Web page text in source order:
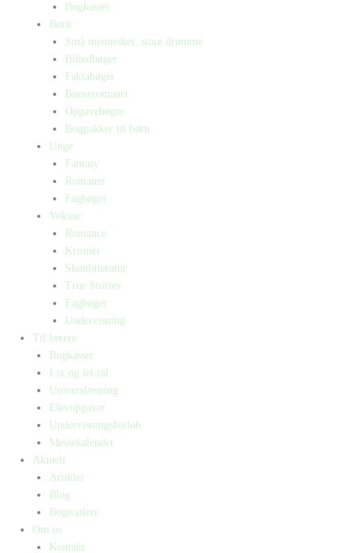
Bogkasser
Børn
Små mennesker, store drømme
Billedbøger
Faktabøger
Børneromaner
Opgavebøger
Bogpakker til børn
Unge
Fantasy
Romaner
Fagbøger
Voksne
Romance
Krimier
Skønlitteratur
True Stories
Fagbøger
Undervisning
Til lærere
Bogkasser
Lix og let-tal
Universlæsning
Elevopgaver
Undervisningsforløb
Messekalender
Aktuelt
Artikler
Blog
Bogtrailere
Om os
Kontakt